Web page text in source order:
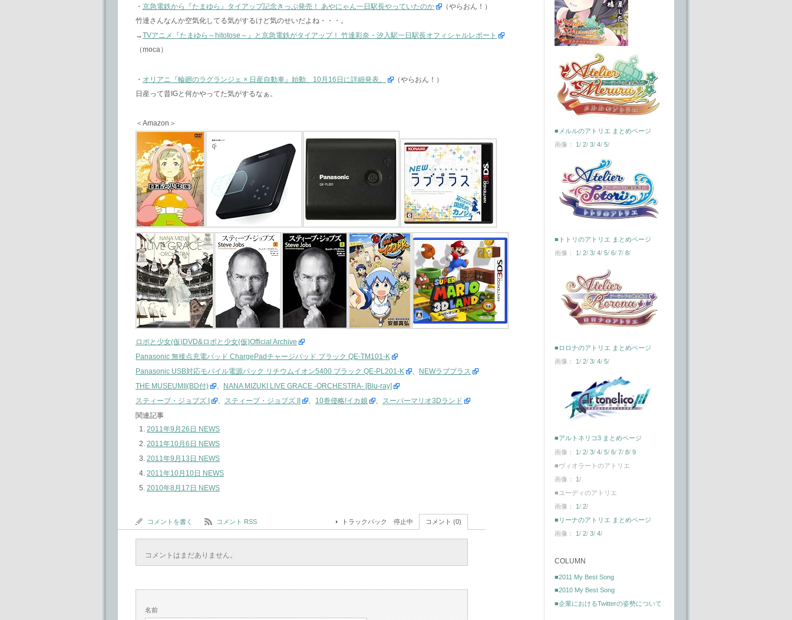
・ 京急電鉄から『たまゆら』タイアップ記念きっぷ発売！ あやにゃん一日駅長やっていたのか
（やらおん！）
竹達さんなんか空気化してる気がするけど気のせいだよね・・・。
→TVアニメ『たまゆら～hitotose～』と京急電鉄がタイアップ！ 竹達彩奈・汐入駅一日駅長オフィシャルレポート
（moca）
・ オリアニ『輪廻のラグランジェ × 日産自動車』始動、10月16日に詳細発表。
（やらおん！）
日産って昔IGと何かやってた気がするなぁ。
＜Amazon＞
ロボと少女(仮)DVD&ロボと少女(仮)Official Archive
Panasonic 無接点充電パッド ChargePadチャージパッド ブラック QE-TM101-K
Panasonic USB対応モバイル電源パック リチウムイオン5400 ブラック QE-PL201-K
、 NEWラブプラス
THE MUSEUMII(BD付)
、
NANA MIZUKI LIVE GRACE -ORCHESTRA- [Blu-ray]
スティーブ・ジョブズ I
、 スティーブ・ジョブズ II 、 10巻侵略!イカ娘 、 スーパーマリオ3Dランド
関連記事
2011年9月26日 NEWS
2011年10月6日 NEWS
2011年9月13日 NEWS
2011年10月10日 NEWS
2010年8月17日 NEWS
コメントを書く コメント RSS トラックバック 停止中 コメント (0)
コメントはまだありません。
名前
■メルルのアトリエ まとめページ
画像： 1/ 2/ 3/ 4/ 5/
■トトリのアトリエ まとめページ
画像： 1/ 2/ 3/ 4/ 5/ 6/ 7/ 8/
■ロロナのアトリエ まとめページ
画像： 1 / 2/ 3/ 4/ 5/
■アルトネリコ3 まとめページ
画像： 1/ 2/ 3/ 4/ 5/ 6/ 7/ 8/ 9
■ヴィオラートのアトリエ
画像： 1/
■ユーディのアトリエ
画像： 1/ 2/
■リーナのアトリエ まとめページ
画像： 1/ 2/ 3/ 4/
COLUMN
■2011 My Best Song
■2010 My Best Song
■企業におけるTwitterの姿勢について